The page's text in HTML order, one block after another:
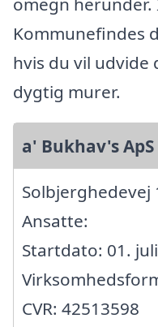
Kommunefindes
hvis du vil udvide
dygtig murer.
a' Bukhav's ApS
Solbjerghedevej
Ansatte:
Startdato: 01.
CVR: 42513598